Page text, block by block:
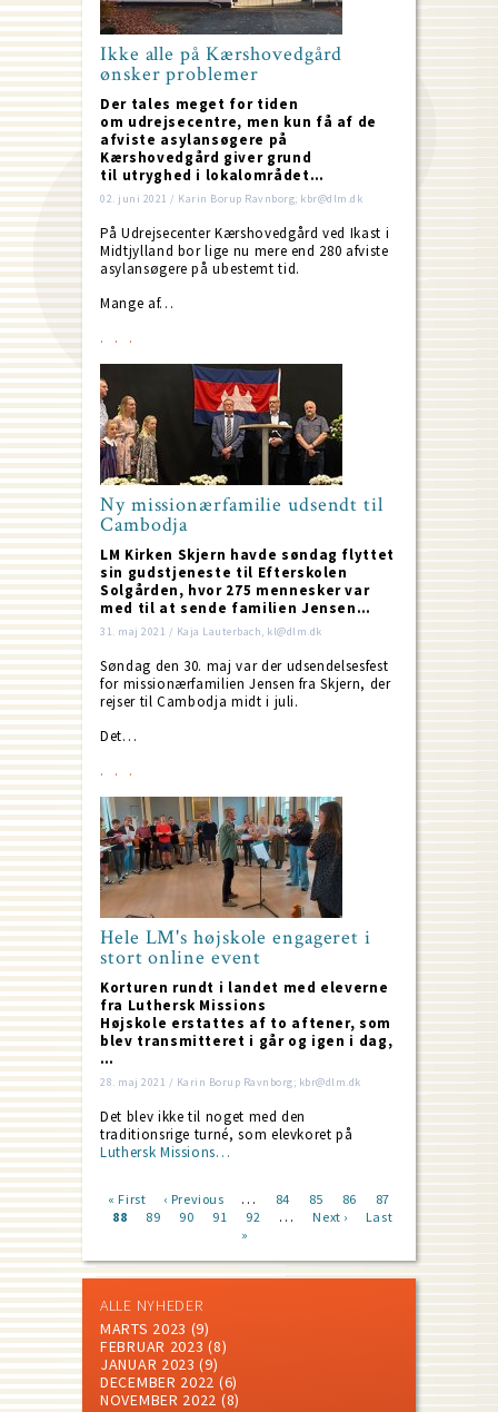
Ikke alle på Kærshovedgård
ønsker problemer
Der tales meget for tiden
om udrejsecentre, men kun få af de
afviste asylansøgere på
Kærshovedgård giver grund
til utryghed i lokalområdet…
02. juni 2021 / Karin Borup Ravnborg; kbr@dlm.dk
På Udrejsecenter Kærshovedgård ved Ikast i
Midtjylland bor lige nu mere end 280 afviste
asylansøgere på ubestemt tid.
Mange af…
Ny missionærfamilie udsendt til
Cambodja
LM Kirken Skjern havde søndag flyttet
sin gudstjeneste til Efterskolen
Solgården, hvor 275 mennesker var
med til at sende familien Jensen…
31. maj 2021 / Kaja Lauterbach, kl@dlm.dk
Søndag den 30. maj var der udsendelsesfest
for missionærfamilien Jensen fra Skjern, der
rejser til Cambodja midt i juli.
Det…
Hele LM's højskole engageret i
stort online event
Korturen rundt i landet med eleverne
fra Luthersk Missions
Højskole erstattes af to aftener, som
blev transmitteret i går og igen i dag,
…
28. maj 2021 / Karin Borup Ravnborg; kbr@dlm.dk
Det blev ikke til noget med den
traditionsrige turné, som elevkoret på
Luthersk Missions…
Pagination
First
page
« First
Previous
page
‹ Previous … Page
84 Page
85 Page
86 Page
87
Current
88 Page
89 Page
90 Page
91 Page
92 …
Next
Next ›
Last
Last
»
ALLE NYHEDER
MARTS 2023 (9)
FEBRUAR 2023 (8)
JANUAR 2023 (9)
DECEMBER 2022 (6)
NOVEMBER 2022 (8)